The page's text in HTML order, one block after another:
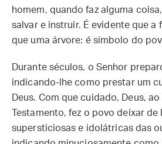
homem, quando faz alguma
salvar e instruir. É evidente que a
que uma árvore: é símbolo do
Durante séculos, o Senhor
indicando-lhe como prestar um
Deus. Com que cuidado, Deus,
Testamento, fez o povo deixar
supersticiosas e idolátricas das